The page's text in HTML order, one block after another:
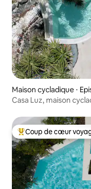
Maison cycladique ⋅
Casa Luz, maison
Coups de cœur
Coup de cœur